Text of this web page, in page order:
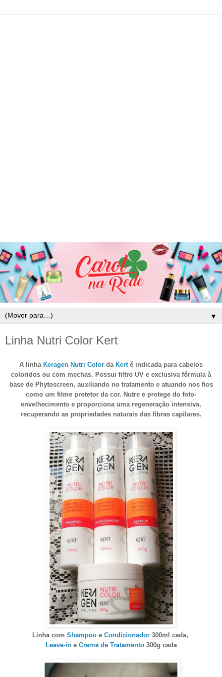
▼
Linha Nutri Color Kert
A linha Keragen Nutri Color da Kert é indicada para cabelos
coloridos ou com mechas. Possui filtro UV e exclusiva fórmula à
base de Phytoscreen, auxiliando no tratamento e atuando nos fios
como um filme protetor da cor. Nutre e protege do foto-
envelhecimento e proporciona uma regeneração intensiva,
recuperando as propriedades naturais das fibras capilares.
Linha com Shampooe Condicionador300ml cada,
Leave-ine Creme de Tratamento300g cada